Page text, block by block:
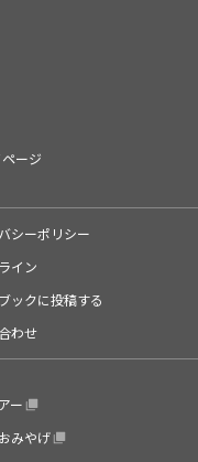
ージ
シーポリシー
イン
ックに投稿する
わせ
ー
みやげ